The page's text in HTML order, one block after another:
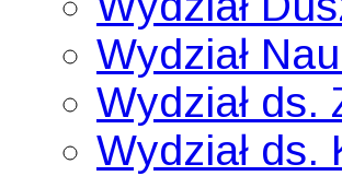
Wydział
Wydział ds.
Wydział ds.